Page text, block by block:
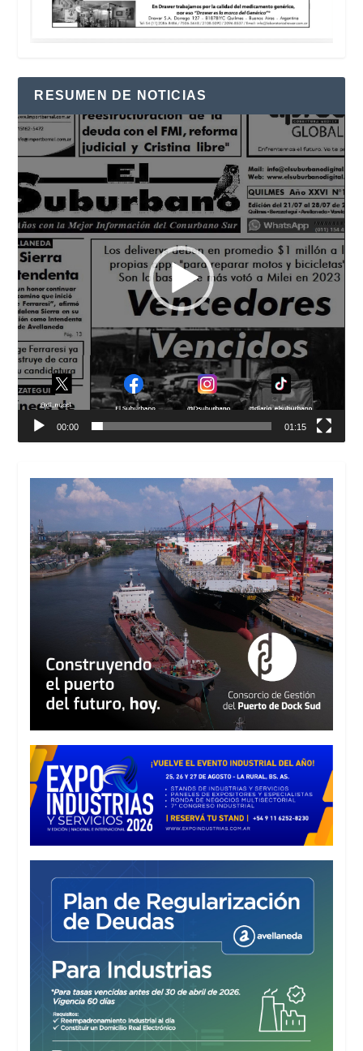
RESUMEN DE NOTICIAS
Reproductor
de
vídeo
00:00 01:15